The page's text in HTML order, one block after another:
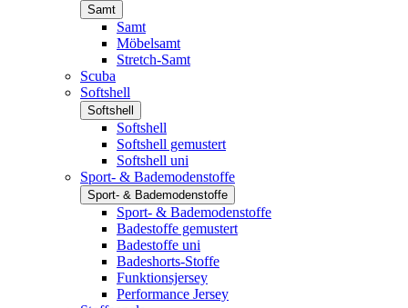
Samt
Samt
Möbelsamt
Stretch-Samt
Scuba
Softshell
Softshell
Softshell
Softshell gemustert
Softshell uni
Sport- & Bademodenstoffe
Sport- & Bademodenstoffe
Sport- & Bademodenstoffe
Badestoffe gemustert
Badestoffe uni
Badeshorts-Stoffe
Funktionsjersey
Performance Jersey